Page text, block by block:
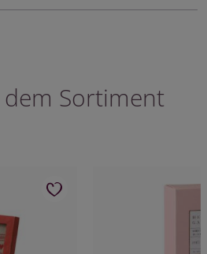
Sortiment